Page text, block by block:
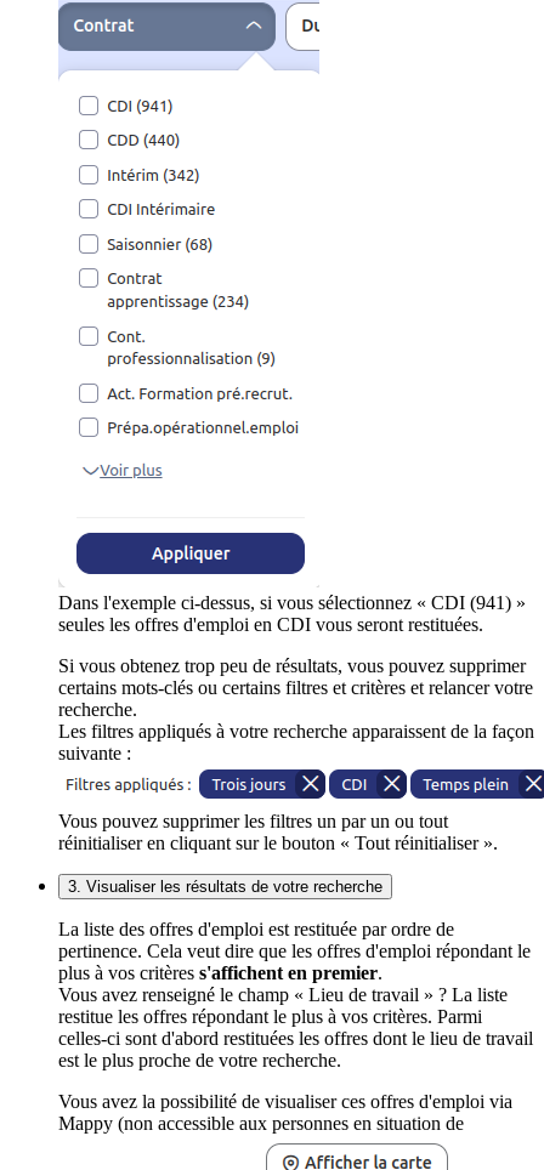
Dans l'exemple ci-dessus, si vous sélectionnez « CDI (941) »
seules les offres d'emploi en CDI vous seront restituées.
Si vous obtenez trop peu de résultats, vous pouvez supprimer
certains mots-clés ou certains filtres et critères et relancer votre
recherche.
Les filtres appliqués à votre recherche apparaissent de la façon
suivante :
Vous pouvez supprimer les filtres un par un ou tout
réinitialiser en cliquant sur le bouton « Tout réinitialiser ».
3. Visualiser les résultats de votre recherche
La liste des offres d'emploi est restituée par ordre de
pertinence. Cela veut dire que les offres d'emploi répondant le
plus à vos critères s'affichent en premier.
Vous avez renseigné le champ « Lieu de travail » ? La liste
restitue les offres répondant le plus à vos critères. Parmi
celles-ci sont d'abord restituées les offres dont le lieu de travail
est le plus proche de votre recherche.
Vous avez la possibilité de visualiser ces offres d'emploi via
Mappy (non accessible aux personnes en situation de